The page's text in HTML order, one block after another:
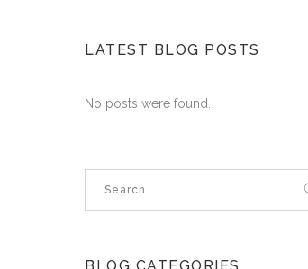
LATEST BLOG POSTS
No posts were found.